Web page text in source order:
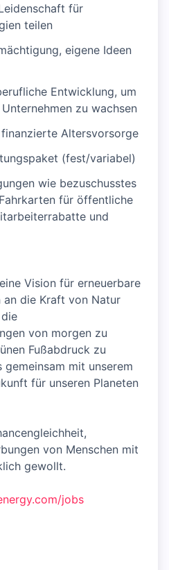
für
teilen
eigene Ideen
Entwicklung, um
zu wachsen
Altersvorsorge
(fest/variabel)
wie bezuschusstes
für öffentliche
und
Vision für erneuerbare
an die Kraft von Natur
von morgen zu
Fußabdruck zu
gemeinsam mit unserem
für unseren Planeten
von Menschen mit
gewollt.
jobs